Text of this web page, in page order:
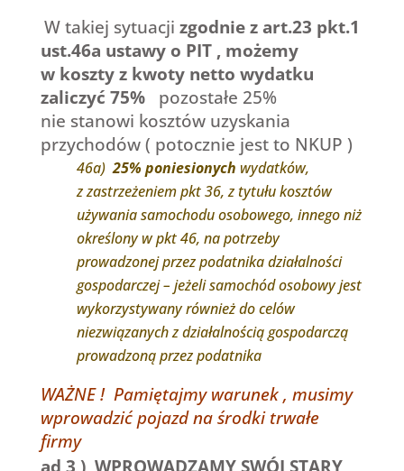
W takiej sytuacji zgodnie z art.23 pkt.1
ust.46a ustawy o PIT , możemy
w koszty z kwoty netto wydatku
zaliczyć 75%
pozostałe 25%
nie stanowi kosztów uzyskania
przychodów ( potocznie jest to NKUP )
46a)25% poniesionych wydatków,
z zastrzeżeniem pkt 36, z tytułu kosztów
używania samochodu osobowego, innego niż
określony w pkt 46, na potrzeby
prowadzonej przez podatnika działalności
gospodarczej – jeżeli samochód osobowy jest
wykorzystywany również do celów
niezwiązanych z działalnością gospodarczą
prowadzoną przez podatnika
WAŻNE ! Pamiętajmy warunek , musimy
wprowadzić pojazd na środki trwałe
firmy
ad 3 ) WPROWADZAMY SWÓJ STARY